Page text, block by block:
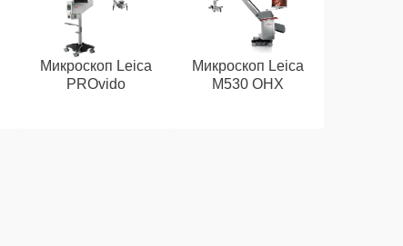
Микроскоп Leica
PROvido
Микроскоп Leica
M530 OHX